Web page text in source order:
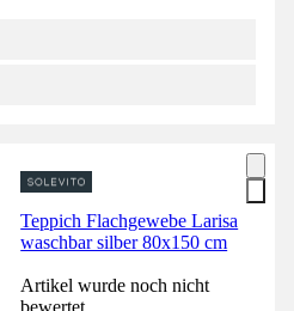
Teppich Flachgewebe Larisa
waschbar silber 80x150 cm
Artikel wurde noch nicht
bewertet.